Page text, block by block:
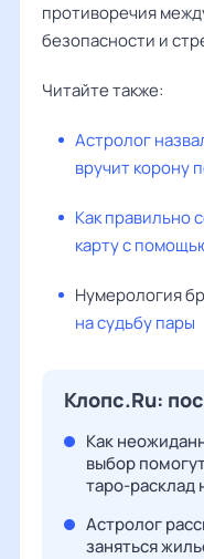
противоречия
безопасности и
Читайте также:
Астролог
вручит корону
Как правильно
карту с
Нумерология
на судьбу пары
Клопс.Ru:
Как
выбор
таро-расклад
Астролог
заняться